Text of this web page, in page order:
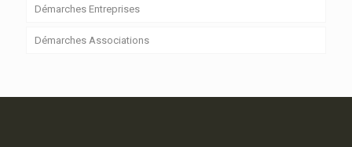
Démarches Entreprises
Démarches Associations